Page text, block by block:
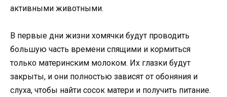
активными животными.
В первые дни жизни хомячки будут проводить
большую часть времени спящими и кормиться
только материнским молоком. Их глазки будут
закрыты, и они полностью зависят от обоняния и
слуха, чтобы найти сосок матери и получить питание.